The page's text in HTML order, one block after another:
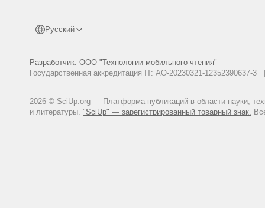
Русский
Разработчик: ООО "Технологии мобильного чтения"
Государственная аккредитация IT: АО-20230321-
2026 © SciUp.org — Платформа публикаций в области науки,
и литературы. "SciUp" — зарегистрированный товарный знак.